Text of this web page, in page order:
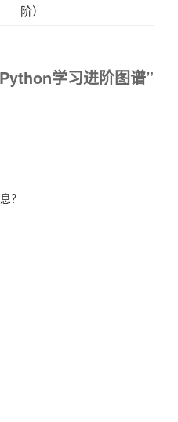
阶）
学习进阶图谱”
？